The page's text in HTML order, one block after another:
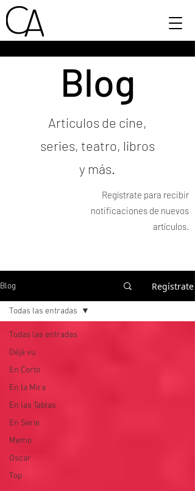
Blog
Artículos de cine,
series, teatro, libros
y más.
Regístrate para recibir
notificaciones de nuevos
artículos.
Blog Regístrate
Todas las entradas
Déjà vu
En Corto
En la Mira
En las Tablas
En Serie
Memo
Oscar
Top
Todas las entradas